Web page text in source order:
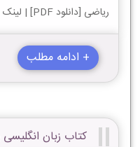
ریاضی [دانلود PDF] | لینک دانلود کتاب آزمایشگاه علوم تجربی
+ ادامه مطلب
کتاب زبان